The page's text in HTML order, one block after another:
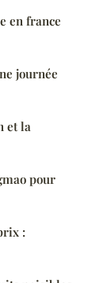
en france
journée
et la
pour
: